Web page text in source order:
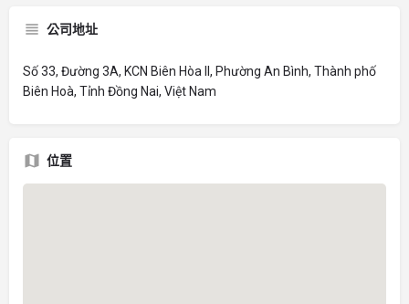
公司地址
Số 33, Đường 3A, KCN Biên Hòa II, Phường An Bình, Thành phố
Biên Hoà, Tỉnh Đồng Nai, Việt Nam
位置